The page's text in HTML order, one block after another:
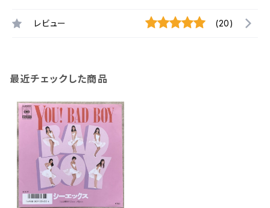
レビュー (20)
最近チェックした商品